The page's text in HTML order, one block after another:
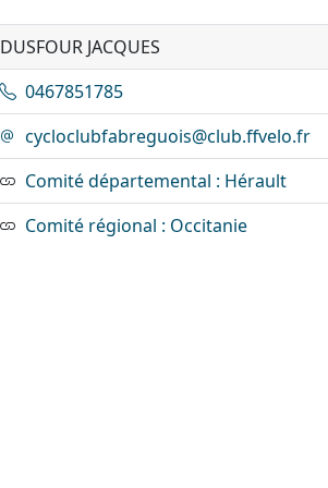
DUSFOUR JACQUES
0467851785
cycloclubfabreguois@club.ffvelo.fr
Comité départemental : Hérault
Comité régional : Occitanie